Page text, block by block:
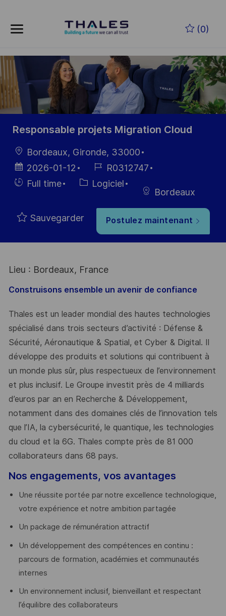
(0)
-
Responsable projets Migration Cloud
localisation
Bordeaux, Gironde, 33000
Date
d’affichage
2026-01-12
Référence
du poste
R0312747
HiringFull time Catégorie
Logiciel
Bordeaux
Sauvegarder Postulez maintenant
Lieu : Bordeaux, France
Construisons ensemble un avenir de confiance
Thales est un leader mondial des hautes technologies
spécialisé dans trois secteurs d’activité : Défense &
Sécurité, Aéronautique & Spatial, et Cyber & Digital. Il
développe des produits et solutions qui contribuent à
un monde plus sûr, plus respectueux de l’environnement
et plus inclusif. Le Groupe investit près de 4 milliards
d’euros par an en Recherche & Développement,
notamment dans des domaines clés de l’innovation tels
que l’IA, la cybersécurité, le quantique, les technologies
du cloud et la 6G. Thales compte près de 81 000
collaborateurs dans 68 pays.
Nos engagements, vos avantages
Une réussite portée par notre excellence technologique,
votre expérience et notre ambition partagée
Un package de rémunération attractif
Un développement des compétences en continu :
parcours de formation, académies et communautés
internes
Un environnement inclusif, bienveillant et respectant
l’équilibre des collaborateurs